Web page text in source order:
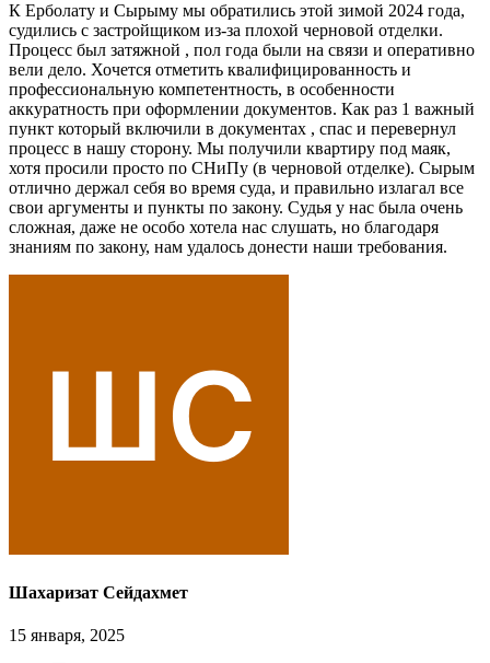
К Ерболату и Сырыму мы обратились этой зимой 2024 года,
судились с застройщиком из-за плохой черновой отделки.
Процесс был затяжной , пол года были на связи и оперативно
вели дело. Хочется отметить квалифицированность и
профессиональную компетентность, в особенности
аккуратность при оформлении документов. Как раз 1 важный
пункт который включили в документах , спас и перевернул
процесс в нашу сторону. Мы получили квартиру под маяк,
хотя просили просто по СНиПу (в черновой отделке). Сырым
отлично держал себя во время суда, и правильно излагал все
свои аргументы и пункты по закону. Судья у нас была очень
сложная, даже не особо хотела нас слушать, но благодаря
знаниям по закону, нам удалось донести наши требования.
Шахаризат Сейдахмет
15 января, 2025